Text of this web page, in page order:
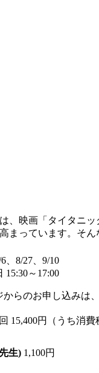
、映画「タイタニ
まっています。そ
、8/27、9/10
15:30～17:00
からのお申し込みは
15,400円（うち消費
生) 1,100円